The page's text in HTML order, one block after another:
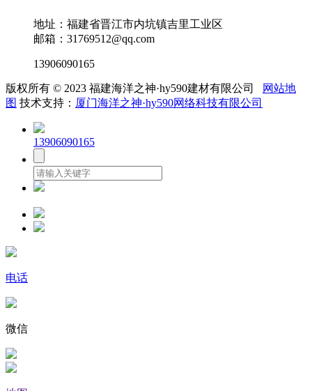
地址：福建省晋江市内坑镇吉里工业区
邮箱：31769512@qq.com
13906090165
版权所有 © 2023 福建海洋之神·hy590建材有限公司
网站地
图 技术支持： 厦门海洋之神·hy590网络科技有限公司
13906090165
电话
微信